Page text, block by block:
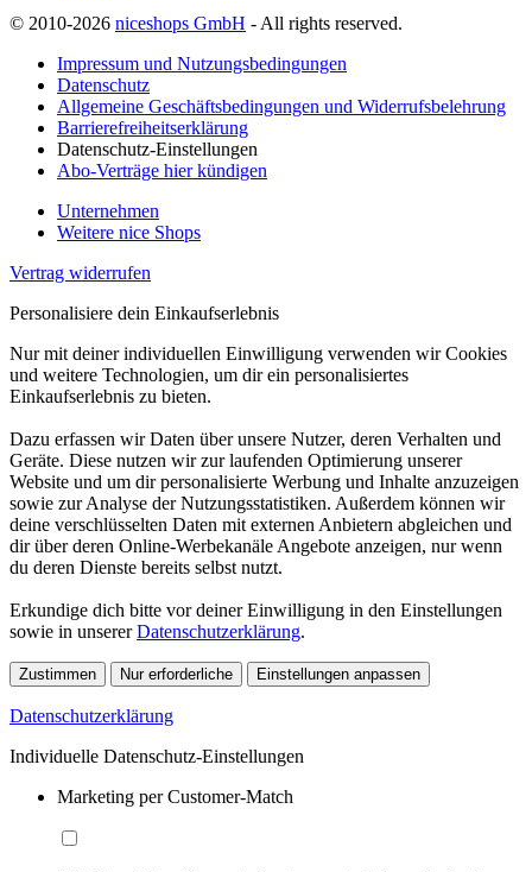
© 2010-2026 niceshops GmbH - All rights reserved.
Impressum und Nutzungsbedingungen
Datenschutz
Allgemeine Geschäftsbedingungen und Widerrufsbelehrung
Barrierefreiheitserklärung
Datenschutz-Einstellungen
Abo-Verträge hier kündigen
Unternehmen
Weitere nice Shops
Vertrag widerrufen
Personalisiere dein Einkaufserlebnis
Nur mit deiner individuellen Einwilligung verwenden wir Cookies
und weitere Technologien, um dir ein personalisiertes
Einkaufserlebnis zu bieten.
Dazu erfassen wir Daten über unsere Nutzer, deren Verhalten und
Geräte. Diese nutzen wir zur laufenden Optimierung unserer
Website und um dir personalisierte Werbung und Inhalte anzuzeigen
sowie zur Analyse der Nutzungsstatistiken. Außerdem können wir
deine verschlüsselten Daten mit externen Anbietern abgleichen und
dir über deren Online-Werbekanäle Angebote anzeigen, nur wenn
du deren Dienste bereits selbst nutzt.
Erkundige dich bitte vor deiner Einwilligung in den Einstellungen
sowie in unsererDatenschutzerklärung.
Zustimmen Nur erforderliche Einstellungen anpassen
Datenschutzerklärung
Individuelle Datenschutz-Einstellungen
Marketing per Customer-Match